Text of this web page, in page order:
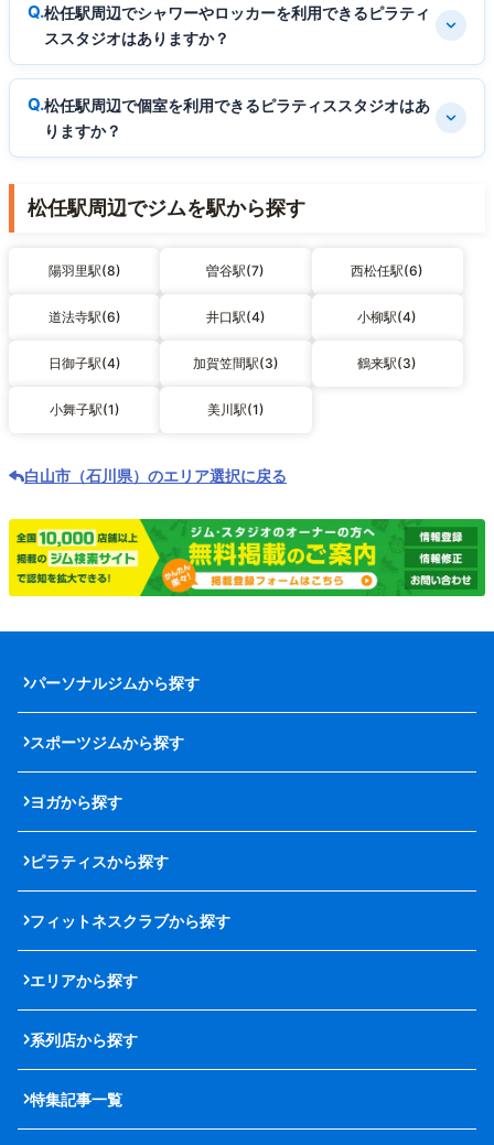
松任駅周辺でシャワーやロッカーを利用できるピラティ
ススタジオはありますか？
松任駅周辺で個室を利用できるピラティススタジオはあ
りますか？
松任駅周辺でジムを駅から探す
陽羽里駅(8) 曽谷駅(7) 西松任駅(6)
道法寺駅(6) 井口駅(4) 小柳駅(4)
日御子駅(4) 加賀笠間駅(3) 鶴来駅(3)
小舞子駅(1) 美川駅(1)
白山市（石川県）のエリア選択に戻る
パーソナルジムから探す
スポーツジムから探す
ヨガから探す
ピラティスから探す
フィットネスクラブから探す
エリアから探す
系列店から探す
特集記事一覧